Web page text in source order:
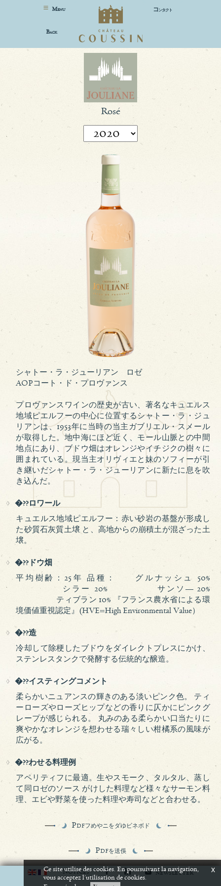
MENU コンタクト
BACK
Rosé
シャトー・ラ・ジューリアン ロゼ
AOPコート・ド・プロヴァンス
プロヴァンスワインの歴史が古い、著名なキュエルス
地域ピエルフーの中心に位置するシャトー・ラ・ジュ
リアンは、1953年に当時の当主ガブリエル・スメール
が取得した。地中海にほど近く、モール山脈との中間
地点にあり、ブドウ畑はオレンジやイチジクの樹々に
囲まれている。現当主オリヴィエと妹のソフィーが引
き継いだシャトー・ラ・ジューリアンに新たに息を吹
き込んだ。
�??ロワール
キュエルス地域ピエルフー：赤い砂岩の基盤が形成し
た砂質石灰質土壌 と、高地からの崩積土が混ざった土
壌。
�??ドウ畑
平均樹齢：25年 品種： グルナッシュ 50%
シラー 20% サンソ— 20%
ティブラン 10% 『フランス農水省による環
境価値重視認定』(HVE=High Environmental Value）
�??造
冷却して除梗したブドウをダイレクトプレスにかけ、
ステンレスタンクで発酵する伝統的な醸造。
�??イスティングコメント
柔らかいニュアンスの輝きのある淡いピンク色。 ティ
ーローズやローズヒップなどの香りに仄かにピンクグ
レープが感じられる。 丸みのある柔らかい口当たりに
爽やかなオレンジを想わせる瑞々しい柑橘系の風味が
広がる。
�??わせる料理例
アペリティフに最適。生やスモーク、タルタル、蒸し
て同ロゼのソース がけした料理など様々なサーモン料
理、エビや野菜を使った料理や寿司などと合わせる。
PDFフめやニをダゆビネボド
PDFを送俁
NOTICES NEWSLETTER
Ce site utilise des cookies. En poursuivant la navigation,
vous acceptez l'utilisation de cookies.
x